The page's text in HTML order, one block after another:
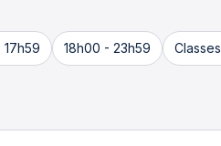
17h59 18h00 - 23h59 Classes